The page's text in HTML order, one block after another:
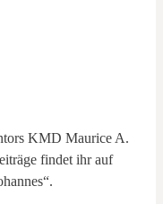
KMD Maurice A.
findet ihr auf